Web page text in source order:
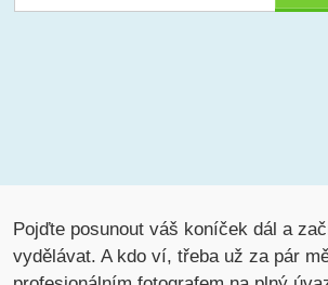
Pojďte posunout váš koníček dál a
vydělávat. A kdo ví, třeba už za pár